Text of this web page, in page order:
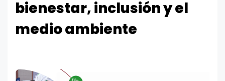
bienestar, inclusión y el
medio ambiente